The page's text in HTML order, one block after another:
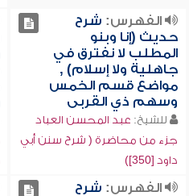
الفهرس: شرح
حديث (إنا وبنو
المطلب لا نفترق في
جاهلية ولا إسلام) ,
مواضع قسم الخمس
وسهم ذي القربى
للشيخ: عبد المحسن العباد
جزء من محاضرة ( شرح سنن أبي
داود [350])
الفهرس: شرح